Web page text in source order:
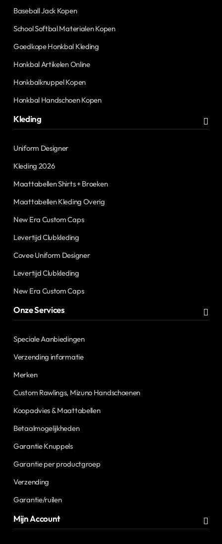
Baseball Jack Kopen
School Softbal Materialen Kopen
Goedkope Honkbal Kleding
Honkbal Artikelen Online
Honkbalknuppel Kopen
Honkbal Handschoen Kopen
Kleding
Uniform Designer
Kleding 2026
Maattabellen Shirts + Broeken
Maattabellen Kleding Overig
New Era Custom Caps
Levertijd Clubkleding
Covee Uniform Designer
Levertijd Clubkleding
New Era Custom Caps
Onze Services
Speciale Aanbiedingen
Verzending informatie
Merken
Custom Rawlings, Mizuno Handschoenen
Koopadvies & Maattabellen
Betaalmogelijkheden
Garantie Knuppels
Garantie per productgroep
Verzending
Garantie/ruilen
Mijn Account